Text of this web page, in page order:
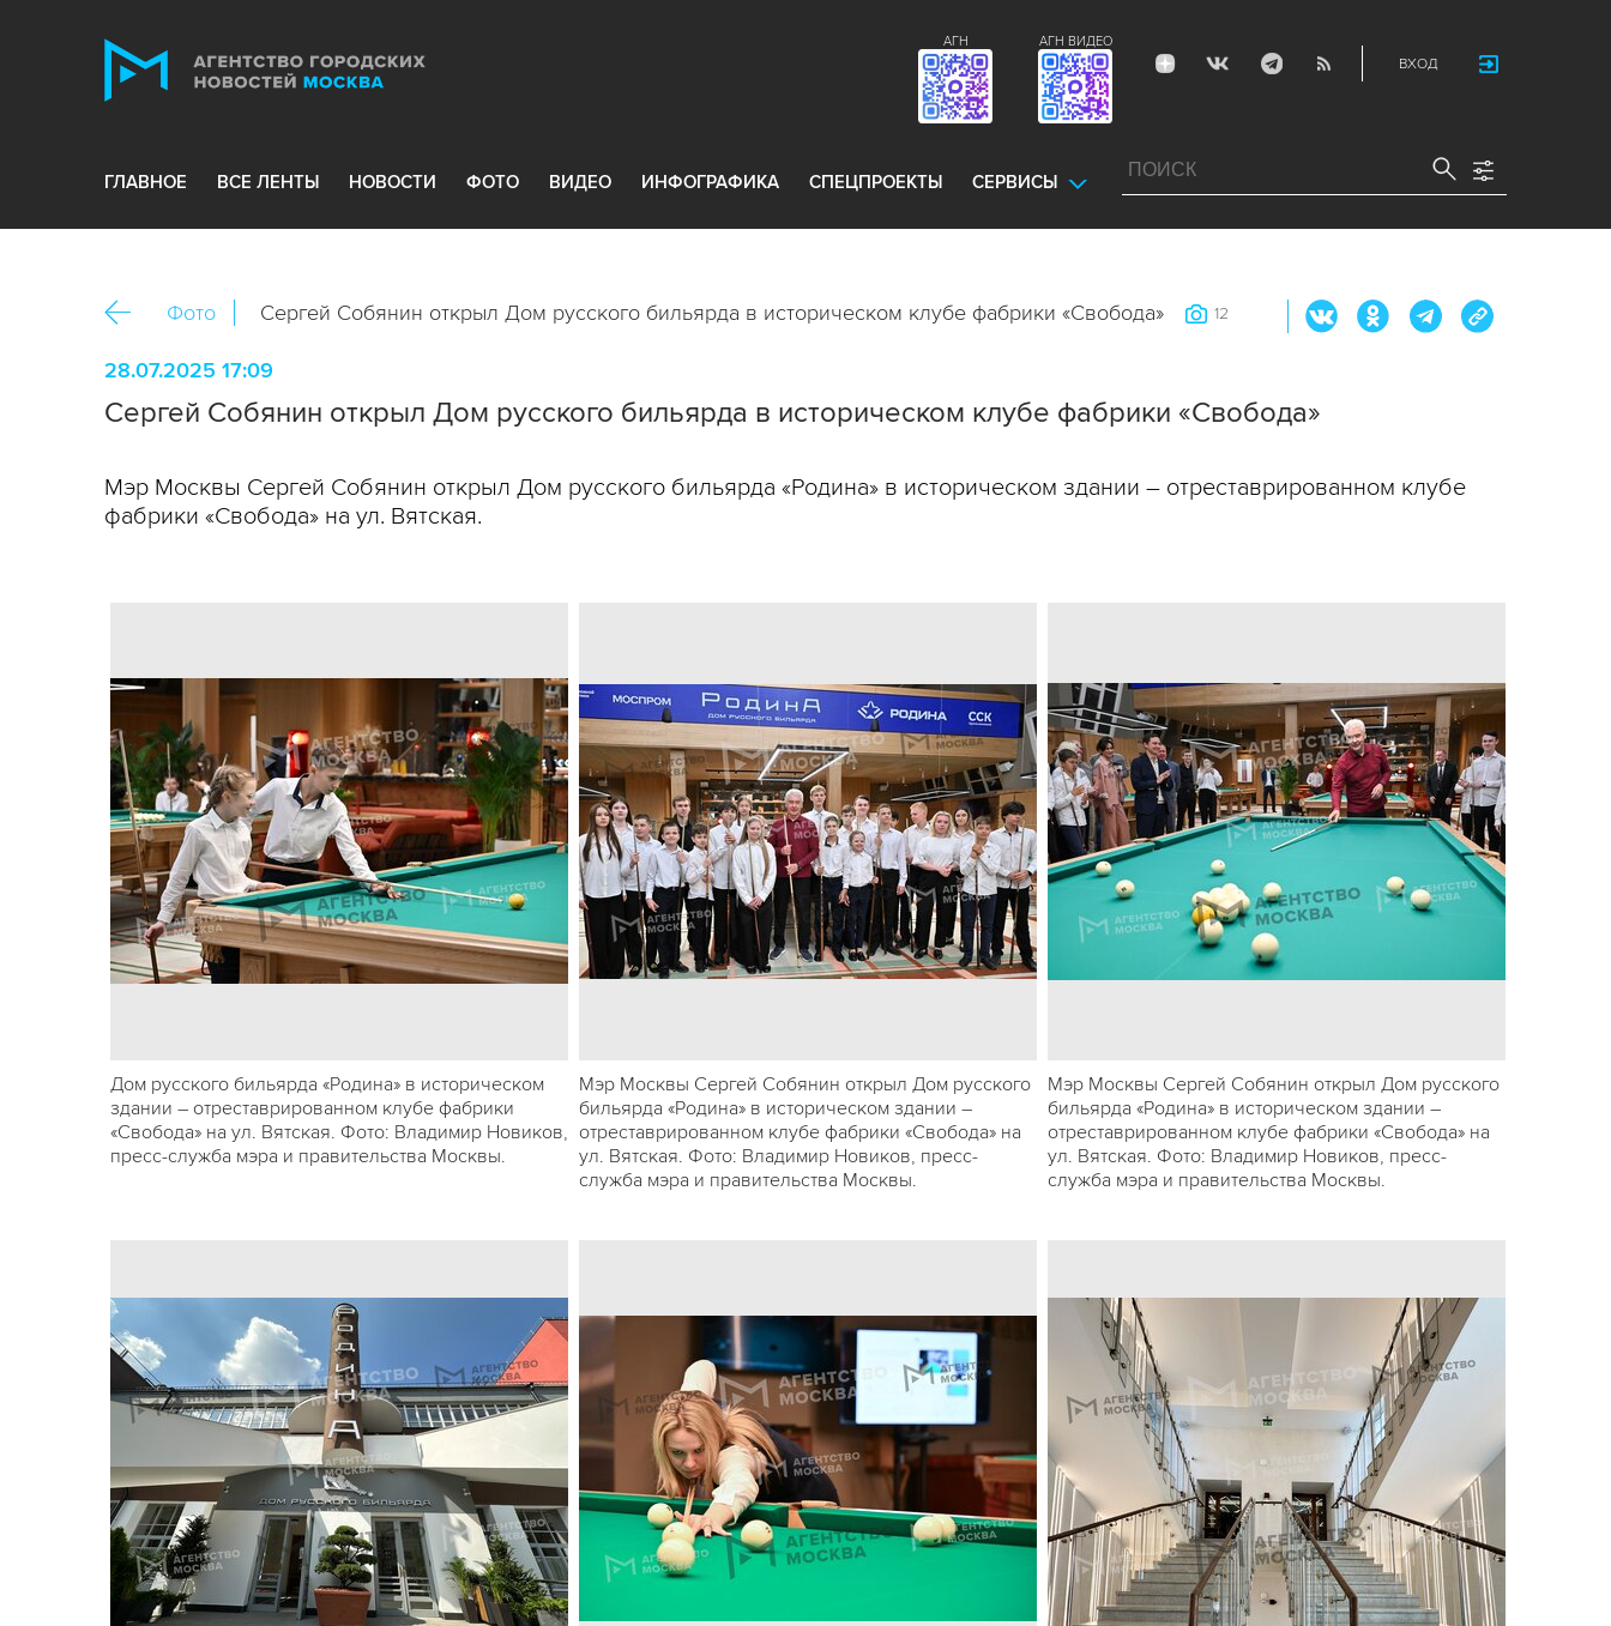
ВХОД
АГН ВИДЕО
АГН
ГЛАВНОЕ ВСЕ ЛЕНТЫ НОВОСТИ ФОТО ВИДЕО ИНФОГРАФИКА СПЕЦПРОЕКТЫ СЕРВИСЫ
Фото Сергей Собянин открыл Дом русского бильярда в историческом клубе фабрики «Свобода» 12
28.07.2025 17:09
Сергей Собянин открыл Дом русского бильярда в историческом клубе фабрики «Свобода»
Мэр Москвы Сергей Собянин открыл Дом русского бильярда «Родина» в историческом здании – отреставрированном клубе
фабрики «Свобода» на ул. Вятская.
Дом русского бильярда «Родина» в историческом
здании – отреставрированном клубе фабрики
«Свобода» на ул. Вятская. Фото: Владимир Новиков,
пресс-служба мэра и правительства Москвы.
Мэр Москвы Сергей Собянин открыл Дом русского
бильярда «Родина» в историческом здании –
отреставрированном клубе фабрики «Свобода» на
ул. Вятская. Фото: Владимир Новиков, пресс-
служба мэра и правительства Москвы.
Мэр Москвы Сергей Собянин открыл Дом русского
бильярда «Родина» в историческом здании –
отреставрированном клубе фабрики «Свобода» на
ул. Вятская. Фото: Владимир Новиков, пресс-
служба мэра и правительства Москвы.